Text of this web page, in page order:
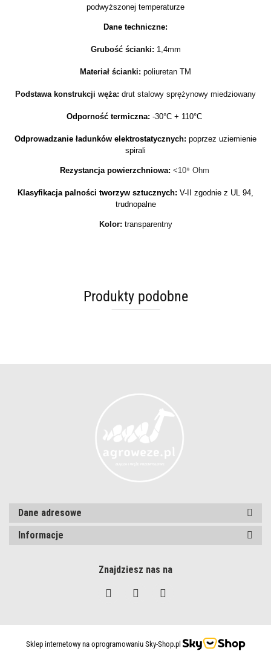
podwyższonej temperaturze
Dane techniczne:
Grubość ścianki: 1,4mm
Materiał ścianki: poliuretan TM
Podstawa konstrukcji węża: drut stalowy sprężynowy miedziowany
Odporność termiczna: -30°C + 110°C
Odprowadzanie ładunków elektrostatycznych: poprzez uziemienie
spirali
Rezystancja powierzchniowa: <10⁹ Ohm
Klasyfikacja palności tworzyw sztucznych: V-II zgodnie z UL 94,
trudnopalne
Kolor: transparentny
Produkty podobne
Dane adresowe
Informacje
Znajdziesz nas na
Sklep internetowy na oprogramowaniu Sky-Shop.pl